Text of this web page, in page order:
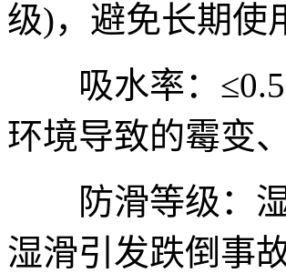
级)，避免长期使
吸水率：
环境导致的霉变
防滑等级：湿
湿滑引发跌倒事故